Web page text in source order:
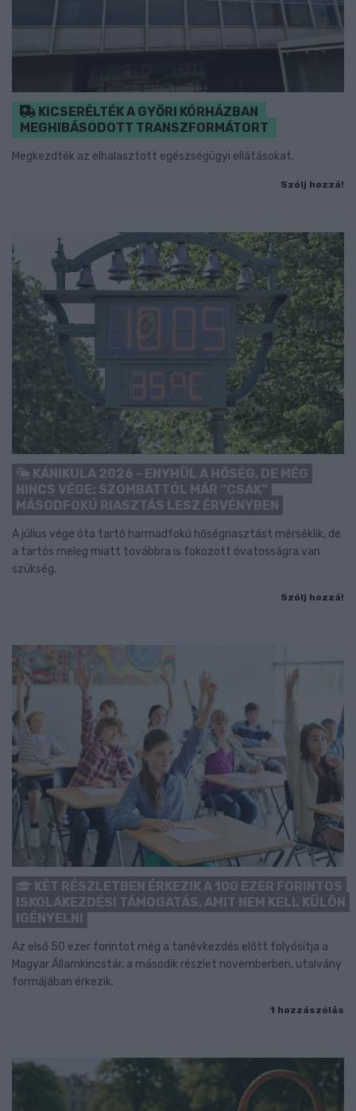
KICSERÉLTÉK A GYŐRI KÓRHÁZBAN
MEGHIBÁSODOTT TRANSZFORMÁTORT
Megkezdték az elhalasztott egészségügyi ellátásokat.
Szólj hozzá!
KÁNIKULA 2026 - ENYHÜL A HŐSÉG, DE MÉG
NINCS VÉGE: SZOMBATTÓL MÁR “CSAK”
MÁSODFOKÚ RIASZTÁS LESZ ÉRVÉNYBEN
A július vége óta tartó harmadfokú hőségriasztást mérséklik, de
a tartós meleg miatt továbbra is fokozott óvatosságra van
szükség.
Szólj hozzá!
KÉT RÉSZLETBEN ÉRKEZIK A 100 EZER FORINTOS
ISKOLAKEZDÉSI TÁMOGATÁS, AMIT NEM KELL KÜLÖN
IGÉNYELNI
Az első 50 ezer forintot még a tanévkezdés előtt folyósítja a
Magyar Államkincstár, a második részlet novemberben, utalvány
formájában érkezik.
1 hozzászólás